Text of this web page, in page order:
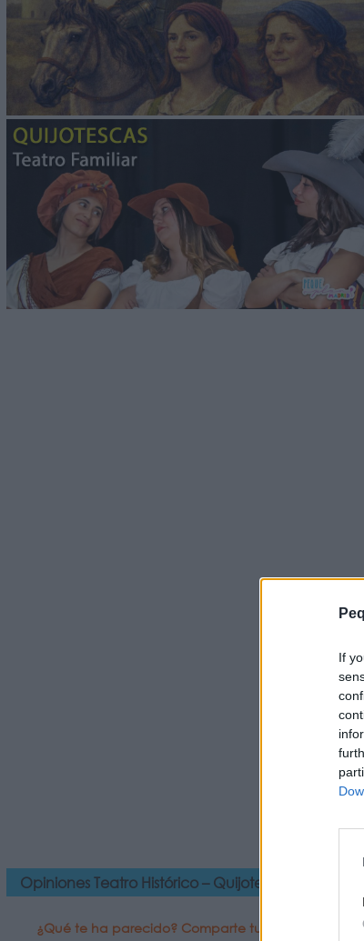
If
Opiniones Teatro Histórico – Quijotescas en
¿Qué te ha parecido? Comparte tu opinión: